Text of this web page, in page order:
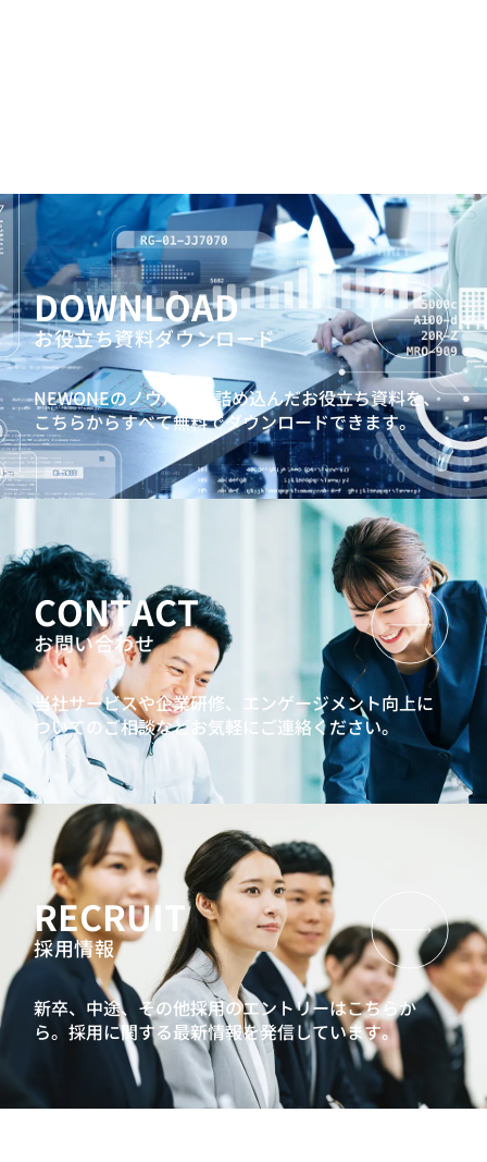
DOWNLOAD
お役立ち資料ダウンロード
NEWONEのノウハウを詰め込んだお役立ち資料を、
こちらからすべて無料でダウンロードできます。
CONTACT
お問い合わせ
当社サービスや企業研修、エンゲージメント向上に
ついてのご相談などお気軽にご連絡ください。
RECRUIT
採用情報
新卒、中途、その他採用のエントリーはこちらか
ら。採用に関する最新情報を発信しています。